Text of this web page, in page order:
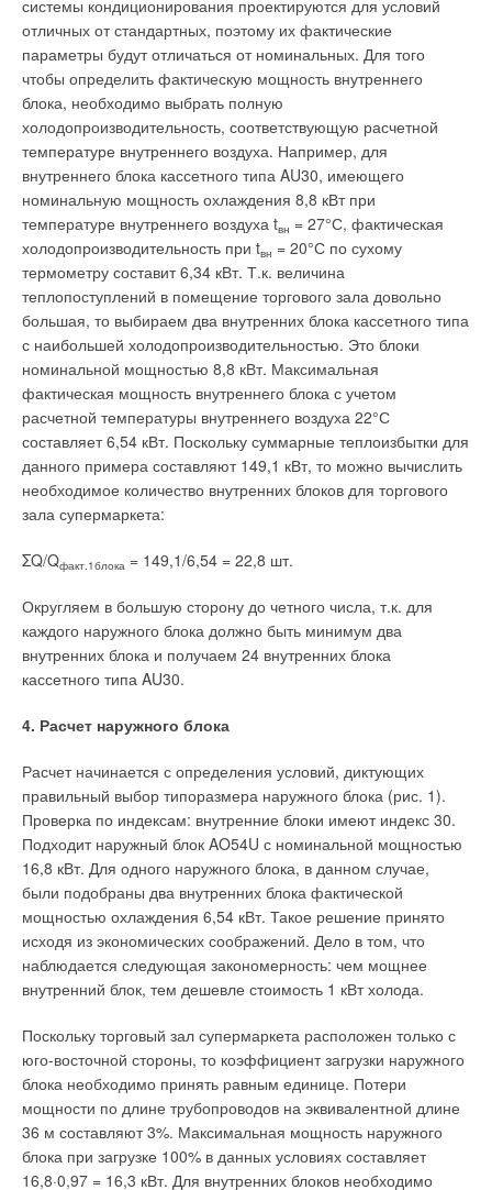
системы кондиционирования проектируются для условий
отличных от стандартных, поэтому их фактические
параметры будут отличаться от номинальных. Для того
чтобы определить фактическую мощность внутреннего
блока, необходимо выбрать полную
холодопроизводительность, соответствующую расчетной
температуре внутреннего воздуха. Например, для
внутреннего блока кассетного типа AU30, имеющего
номинальную мощность охлаждения 8,8 кВт при
температуре внутреннего воздуха tвн = 27°С, фактическая
холодопроизводительность при tвн = 20°С по сухому
термометру составит 6,34 кВт. Т.к. величина
теплопоступлений в помещение торгового зала довольно
большая, то выбираем два внутренних блока кассетного типа
с наибольшей холодопроизводительностью. Это блоки
номинальной мощностью 8,8 кВт. Максимальная
фактическая мощность внутреннего блока с учетом
расчетной температуры внутреннего воздуха 22°С
составляет 6,54 кВт. Поскольку суммарные теплоизбытки для
данного примера составляют 149,1 кВт, то можно вычислить
необходимое количество внутренних блоков для торгового
зала супермаркета:
ΣQ/Qфакт.1блока = 149,1/6,54 = 22,8 шт.
Округляем в большую сторону до четного числа, т.к. для
каждого наружного блока должно быть минимум два
внутренних блока и получаем 24 внутренних блока
кассетного типа AU30.
4. Расчет наружного блока
Расчет начинается с определения условий, диктующих
правильный выбор типоразмера наружного блока (рис. 1).
Проверка по индексам: внутренние блоки имеют индекс 30.
Подходит наружный блок AO54U с номинальной мощностью
16,8 кВт. Для одного наружного блока, в данном случае,
были подобраны два внутренних блока фактической
мощностью охлаждения 6,54 кВт. Такое решение принято
исходя из экономических соображений. Дело в том, что
наблюдается следующая закономерность: чем мощнее
внутренний блок, тем дешевле стоимость 1 кВт холода.
Поскольку торговый зал супермаркета расположен только с
юго-восточной стороны, то коэффициент загрузки наружного
блока необходимо принять равным единице. Потери
мощности по длине трубопроводов на эквивалентной длине
36 м составляют 3%. Максимальная мощность наружного
блока при загрузке 100% в данных условиях составляет
16,8·0,97 = 16,3 кВт. Для внутренних блоков необходимо